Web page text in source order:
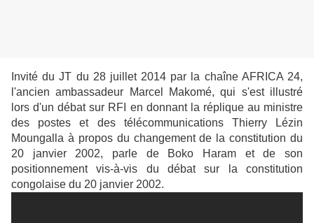
Invité du JT du 28 juillet 2014 par la chaîne AFRICA 24,
l'ancien ambassadeur Marcel Makomé, qui s'est illustré
lors d'un débat sur RFI en donnant la réplique au ministre
des postes et des télécommunications Thierry Lézin
Moungalla à propos du changement de la constitution du
20 janvier 2002, parle de Boko Haram et de son
positionnement vis-à-vis du débat sur la constitution
congolaise du 20 janvier 2002.